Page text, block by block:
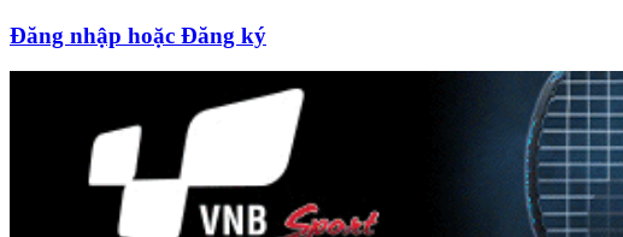
Đăng nhập hoặc Đăng ký